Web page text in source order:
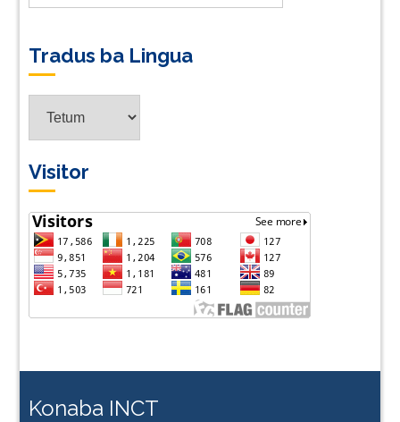
Tradus ba Lingua
Visitor
Konaba INCT